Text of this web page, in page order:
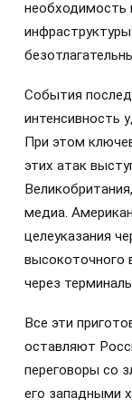
необходимость
События
интенсивность
При этом
этих атак
медиа.
целеуказания
высокоточного
через
Все эти
оставляют
переговоры со
его западными